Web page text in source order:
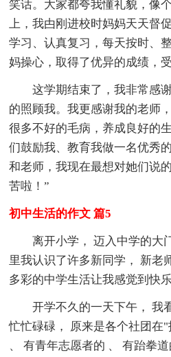
笑话。大家都夸我懂礼貌，像
上，我甴刚进校时妈妈天天督
学习、认真复习，每天按时、
妈操心，取得了优异的成绩，
这学期结束了，我非常感谢
的照顾我。我更感谢我的老师
很多不好的毛病，养成良好的
们鼓励我、教育我做一名优秀
和老师，我现在最想对她们说
苦啦！”
初中生活的作文 篇5
离开小学， 迈入中学的大
里我认识了许多新同学， 新老
多彩的中学生活让我感觉到快乐
开学不久的一天下午， 我
忙忙碌碌， 原来是各个社团在
、 有青年志愿者的 、 有跆拳道